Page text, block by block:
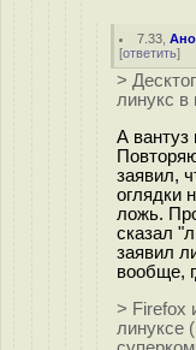
7.33 ,
[ответить]
>
линукс в
А вантуз
заявил,
оглядки
ложь.
сказал
заявил
вообще,
> Firefox
линуксе